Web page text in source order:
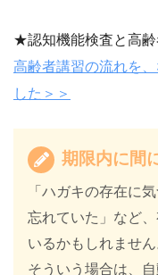
★認知機能検査と高齢
高齢者講習の流れを
した＞＞
期限内に間
「ハガキの存在に
忘れていた」など
いるかもしれません
そういう場合は、